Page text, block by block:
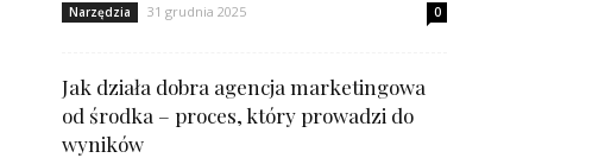
Narzędzia 31 grudnia 2025 0
Jak działa dobra agencja marketingowa
od środka – proces, który prowadzi do
wyników